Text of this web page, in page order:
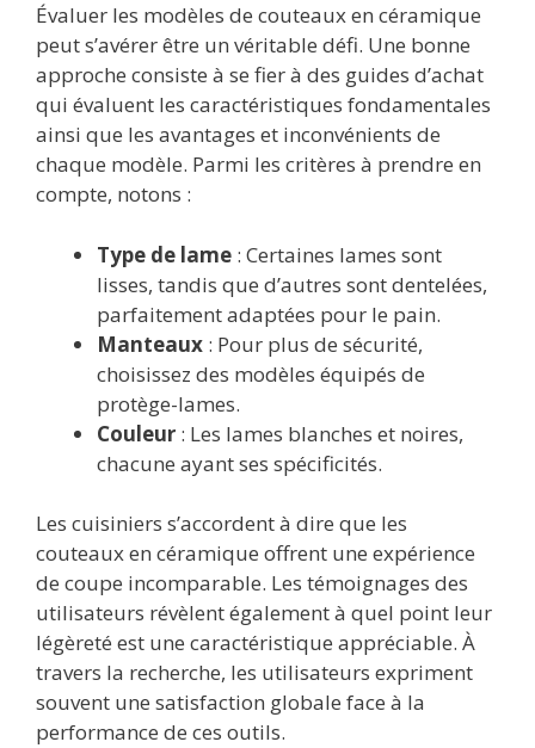
Évaluer les modèles de couteaux en céramique
peut s’avérer être un véritable défi. Une bonne
approche consiste à se fier à des guides d’achat
qui évaluent les caractéristiques fondamentales
ainsi que les avantages et inconvénients de
chaque modèle. Parmi les critères à prendre en
compte, notons :
Type de lame : Certaines lames sont
lisses, tandis que d’autres sont dentelées,
parfaitement adaptées pour le pain.
Manteaux : Pour plus de sécurité,
choisissez des modèles équipés de
protège-lames.
Couleur : Les lames blanches et noires,
chacune ayant ses spécificités.
Les cuisiniers s’accordent à dire que les
couteaux en céramique offrent une expérience
de coupe incomparable. Les témoignages des
utilisateurs révèlent également à quel point leur
légèreté est une caractéristique appréciable. À
travers la recherche, les utilisateurs expriment
souvent une satisfaction globale face à la
performance de ces outils.